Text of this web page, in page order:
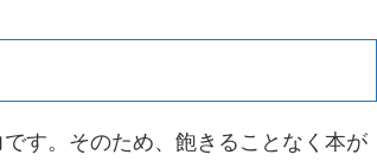
す。そのため、飽きることなく本が